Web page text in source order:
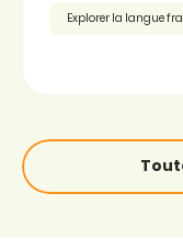
Explorer la langue